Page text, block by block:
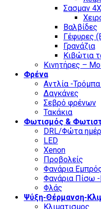
Σασμαν
Βαλβίδες
Γέφυρες
Γρανάζια
Κιβώτια
Κινητήρες –
Φρένα
Αντλία -
Δαγκάνες
Σεβρό φρένων
Τακάκια
Φωτισμός &
DRL/Φώτα
LED
Xenon
Προβολείς
Φανάρια
Φανάρια Πίσω
Φλάς
Ψύξη-Θέρμανση-
Κλιματισμος